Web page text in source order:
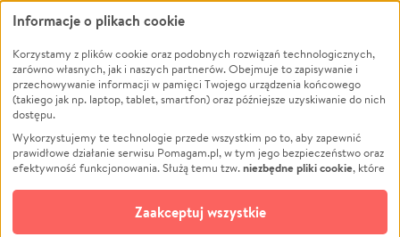
Leczenie
Zwierzęta
Pożar
Ukraina
Pomoc Finansowa
Projekty
Pogrzeb
Społeczność lokalna
Powódź
Wichura
NGO
Edukacja
Podróż
Impreza
Ochrona środowiska
Informacje o plikach cookie
Korzystamy z plików cookie oraz podobnych rozwiązań technologicznych,
zarówno własnych, jak i naszych partnerów. Obejmuje to zapisywanie i
przechowywanie informacji w pamięci Twojego urządzenia końcowego
(takiego jak np. laptop, tablet, smartfon) oraz późniejsze uzyskiwanie do nich
dostępu.
Wykorzystujemy te technologie przede wszystkim po to, aby zapewnić
prawidłowe działanie serwisu Pomagam.pl, w tym jego bezpieczeństwo oraz
efektywność funkcjonowania. Służą temu tzw.niezbędne pliki cookie, które
opcjonalnych plików cookie
technologii do celów analitycznych i retargetingowych. Możesz wyrazić
Zaakceptuj wszystkie